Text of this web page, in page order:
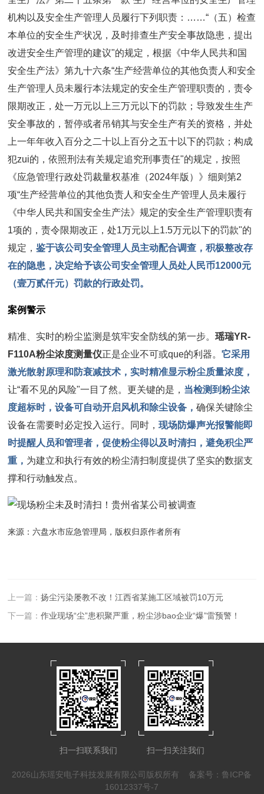
机构以及安全生产管理人员履行下列职责：……“（五）检查
本单位的安全生产状况，及时排查生产安全事故隐患，提出
改进安全生产管理的建议"的规定，根据《中华人民共和国
安全生产法》第九十六条“生产经营单位的其他负责人和安全
生产管理人员未履行本法规定的安全生产管理职责的，责令
限期改正，处一万元以上三万元以下的罚款；导致发生生产
安全事故的，暂停或者吊销其与安全生产有关的资格，并处
上一年年收入百分之二十以上百分之五十以下的罚款；构成
犯zui的，依照刑法有关规定追究刑事责任"的规定，按照
《应急管理行政处罚裁量权基准（2024年版）》细则第2
项“生产经营单位的其他负责人和安全生产管理人员未履行
《中华人民共和国安全生产法》规定的安全生产管理职责有
1项的，责令限期改正，处1万元以上1.5万元以下的罚款"的
规定，鉴于该公司安全管理人员主动配合调查，积极整改存
在的隐患，决定给予该公司安全管理人员处人民币12000元
（壹万贰仟元）罚款的行政处罚。
案例警示
精准、实时的粉尘监测是筑牢安全防线的第一步。瑶瑞YR-
F110A粉尘浓度测量仪正是企业不可或que的利器。它采用
激光散射原理和防衰减技术，实时精准显示粉尘质量浓度，
让“看不见的风险"一目了然。更关键的是， 当检测到粉尘浓
度超标时，设备可自动开启风机和除尘设备，确保关键除尘
设备在需要时必定投入运行。同时，现场防爆声光报警能即
时提醒人员和管理者，促使粉尘得以及时清扫，避免积尘严
重， 为建立和执行有效的粉尘清扫制度提供了坚实的数据支
撑和行动触发点。
来源：六盘水市应急管理局，版权归原作者所有
上一篇：扬尘污染屡教不改！江西省某施工区域被罚10万元
下一篇：作业现场“尘”患积聚严重，粉尘涉bao企业“爆”雷预警！
扫一扫联系我们 扫一扫关注我们
2026山东瑶安电子科技发展有限公司版权所有 备案号：鲁ICP备
16012337号-7